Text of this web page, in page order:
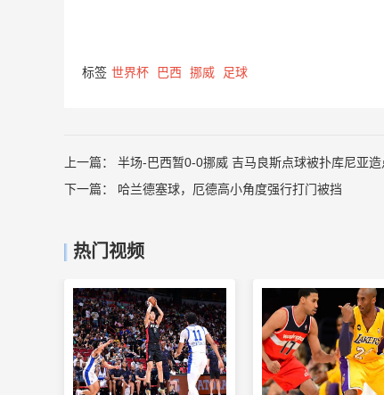
标签 世界杯 巴西 挪威 足球
上一篇： 半场-巴西暂0-0挪威 吉马良斯点球被扑库尼亚
下一篇： 哈兰德塞球，厄德高小角度强行打门被挡
热门视频